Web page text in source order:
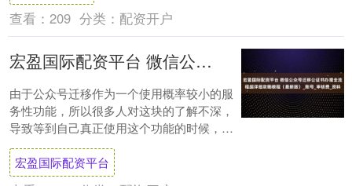
查看： 209 分类： 配资开户
宏盈国际配资平台 微信公众号迁移公证书办理全流程超详细攻略教程（最新版）_账号_审核费_资料
由于公众号迁移作为一个使用概率较小的服
务性功能，所以很多人对这块的了解不深，
导致等到自己真正使用这个功能的时候，两
眼一抹黑，完全不知道从哪里入手。 而且我
看市场....
宏盈国际配资平台